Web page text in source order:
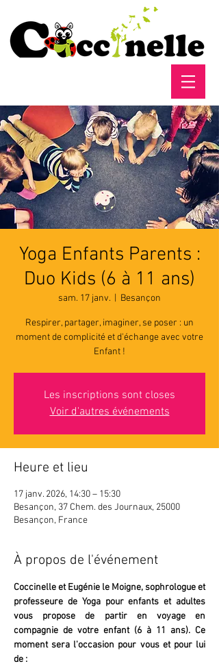
Yoga Enfants Parents :
Duo Kids (6 à 11 ans)
sam. 17 janv. Besançon
Respirer, partager, imaginer, se poser : un
moment de complicité et d'échange avec votre
Enfant !
Les inscriptions sont closes
Voir d'autres événements
Heure et lieu
17 janv. 2026, 14:30 – 15:30
Besançon, 37 Chem. des Journaux, 25000
Besançon, France
À propos de l'événement
Coccinelle et Eugénie le Moigne, sophrologue et
professeure de Yoga pour enfants et adultes
vous propose de partir en voyage en
compagnie de votre enfant (6 à 11 ans). Ce
moment sera l'occasion pour vous et pour lui
de :